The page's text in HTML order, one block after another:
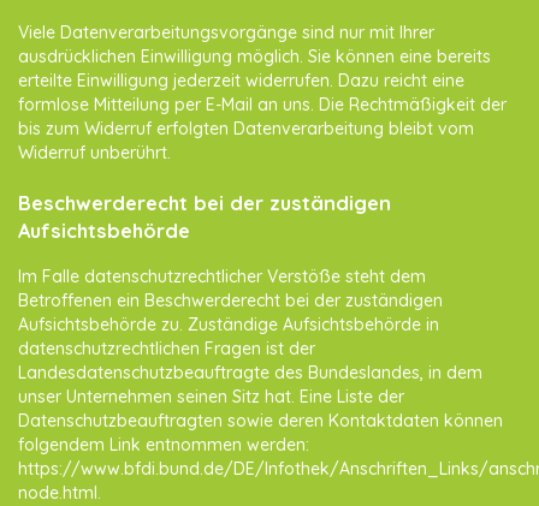
Viele Datenverarbeitungsvorgänge sind nur mit Ihrer
ausdrücklichen Einwilligung möglich. Sie können eine bereits
erteilte Einwilligung jederzeit widerrufen. Dazu reicht eine
formlose Mitteilung per E-Mail an uns. Die Rechtmäßigkeit der
bis zum Widerruf erfolgten Datenverarbeitung bleibt vom
Widerruf unberührt.
Beschwerderecht bei der zuständigen
Aufsichtsbehörde
Im Falle datenschutzrechtlicher Verstöße steht dem
Betroffenen ein Beschwerderecht bei der zuständigen
Aufsichtsbehörde zu. Zuständige Aufsichtsbehörde in
datenschutzrechtlichen Fragen ist der
Landesdatenschutzbeauftragte des Bundeslandes, in dem
unser Unternehmen seinen Sitz hat. Eine Liste der
Datenschutzbeauftragten sowie deren Kontaktdaten können
folgendem Link entnommen werden:
https://www.bfdi.bund.de/DE/Infothek/Anschriften_Links/
node.html.